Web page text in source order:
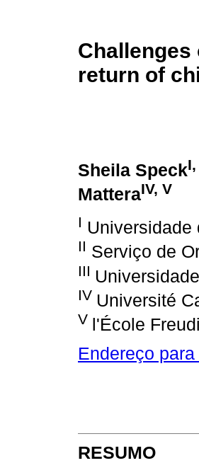
return of
Sheila Speck
MatteraIV, V
I Universidade
II Serviço de
III
IV Université
V l'École
Endereço
RESUMO